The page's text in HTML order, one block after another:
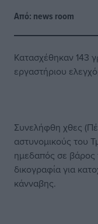
Από: news room
Κατασχέθηκαν 143
εργαστήριου
Συνελήφθη χθες
αστυνομικούς του
ημεδαπός σε βάρος
δικογραφία για
κάνναβης.